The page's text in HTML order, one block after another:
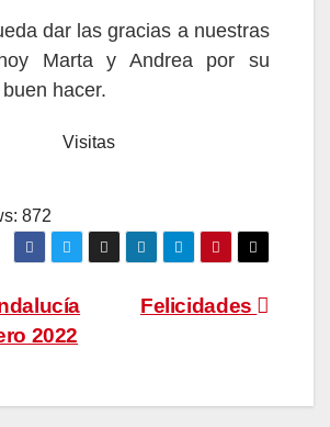
dar las gracias a nuestras
Marta y Andrea por su
hacer.
Visitas
872
Felicidades
2022